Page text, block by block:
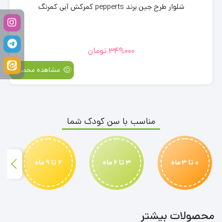
شلوار طرح جین برند pepperts کمرکش آبی کمرنگ
349,000 تومان
مشاهده محصول
مناسب با سن کودک شما
0 تا 3 ماه 3 تا 6 ماه 6 تا 9 ماه
محصولات بیشتر